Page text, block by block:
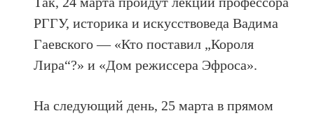
РГГУ, историка и искусствоведа Вадима
Гаевского — «Кто поставил „Короля
Лира“?» и «Дом режиссера Эфроса».
На следующий день, 25 марта в прямом